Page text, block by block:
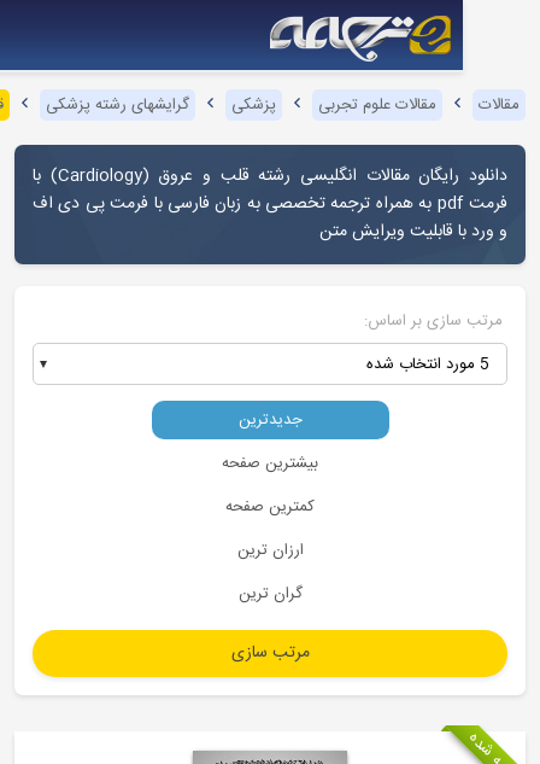
مقالات علوم تجربی پزشکی گرایشهای رشته پزشکی قلب و عروق
رایگان مقالات انگلیسی رشته قلب و عروق ( Cardiology) با
فرمت pdf به همراه ترجمه تخصصی به زبان فارسی با فرمت پی دی اف
قابلیت ویرایش متن
بر اساس:
بیشترین صفحه
کمترین صفحه